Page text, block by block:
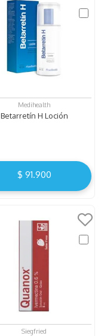
Medihealth
Betarretín H Loción
$ 91.900
Siegfried